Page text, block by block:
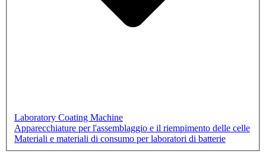
Laboratory Coating Machine
Apparecchiature per l'assemblaggio e il riempimento delle celle
Materiali e materiali di consumo per laboratori di batterie